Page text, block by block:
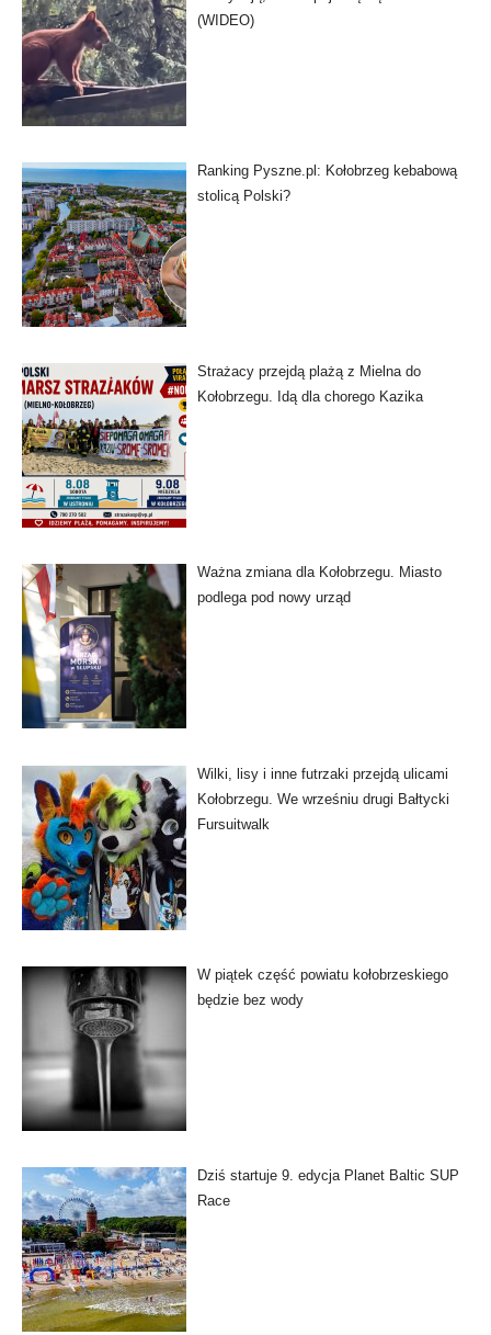
(WIDEO)
Ranking Pyszne.pl: Kołobrzeg kebabową
stolicą Polski?
Strażacy przejdą plażą z Mielna do
Kołobrzegu. Idą dla chorego Kazika
Ważna zmiana dla Kołobrzegu. Miasto
podlega pod nowy urząd
Wilki, lisy i inne futrzaki przejdą ulicami
Kołobrzegu. We wrześniu drugi Bałtycki
Fursuitwalk
W piątek część powiatu kołobrzeskiego
będzie bez wody
Dziś startuje 9. edycja Planet Baltic SUP
Race